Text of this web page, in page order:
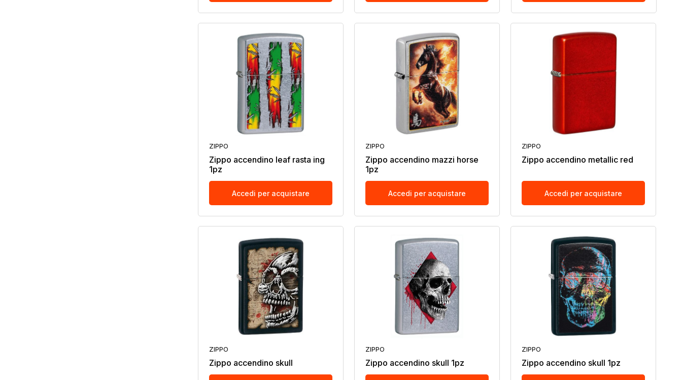
ZIPPO
Zippo accendino leaf rasta ing
1pz
Accedi per acquistare
ZIPPO
Zippo accendino mazzi horse
1pz
Accedi per acquistare
ZIPPO
Zippo accendino metallic red
Accedi per acquistare
ZIPPO
Zippo accendino skull
ZIPPO
Zippo accendino skull 1pz
ZIPPO
Zippo accendino skull 1pz